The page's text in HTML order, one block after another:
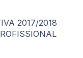
2017/2018